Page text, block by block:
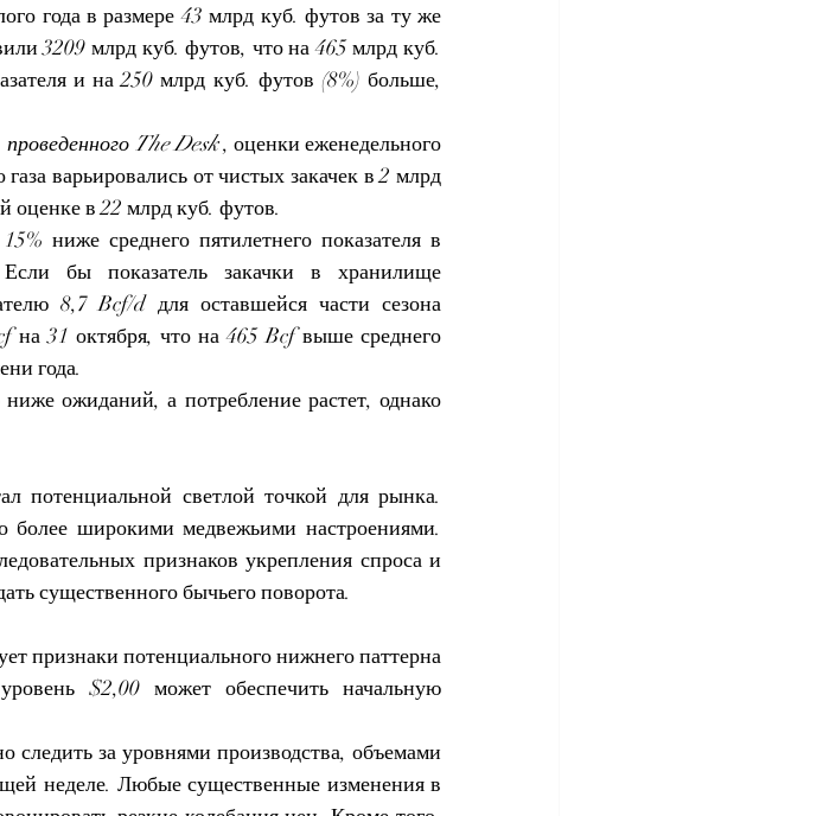
года в размере 43 млрд куб. футов за ту же
3209 млрд куб. футов, что на 465 млрд куб.
и на 250 млрд куб. футов (8%) больше,
проведенного The Desk , оценки еженедельного
варьировались от чистых закачек в 2 млрд
оценке в 22 млрд куб. футов.
ниже среднего пятилетнего показателя в
бы показатель закачки в хранилище
8,7 Bcf/d для оставшейся части сезона
на 31 октября, что на 465 Bcf выше среднего
года.
ожиданий, а потребление растет, однако
потенциальной светлой точкой для рынка.
более широкими медвежьими настроениями.
признаков укрепления спроса и
существенного бычьего поворота.
признаки потенциального нижнего паттерна
$2,00 может обеспечить начальную
следить за уровнями производства, объемами
неделе. Любые существенные изменения в